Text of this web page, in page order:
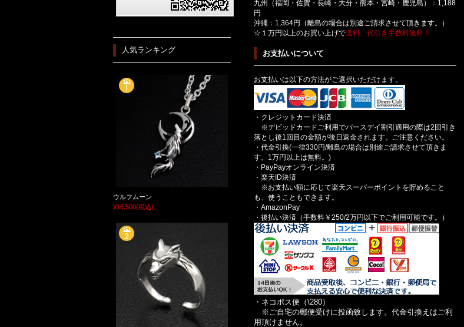
九州（福岡・佐賀・長崎・大分・熊本・宮崎・鹿児島）：1,188
円
沖縄：1,364円（離島の場合は別途ご請求させて頂きます。）
☆１万円以上のお買い上げで送料、代引き手数料無料！
お支払いについて
お支払いは以下の方法がご選択いただけます。
・クレジットカード決済
※デビッドカードご利用でバースデイ割引適用の際は2回引き
落とし後1回目の金額が後日返金されます。ご注意ください。
・代金引換(一律330円/離島の場合は別途ご請求させて頂きま
す。1万円以上は無料。)
・PayPayオンライン決済
・楽天ID決済
※お支払い額に応じて楽天スーパーポイントを貯めること
も、使うこともできます。
・AmazonPay
・後払い決済（手数料￥250/2万円以下でご利用可能です。）
・ネコポス便（\280）
※ご自宅の郵便受けに投函致します。代金引換えはご利
用頂けません。
人気ランキング
ウルフムーン
¥16,500(税込)